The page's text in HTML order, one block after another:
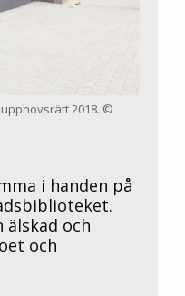
2018. ©
i handen på
älskad och
och